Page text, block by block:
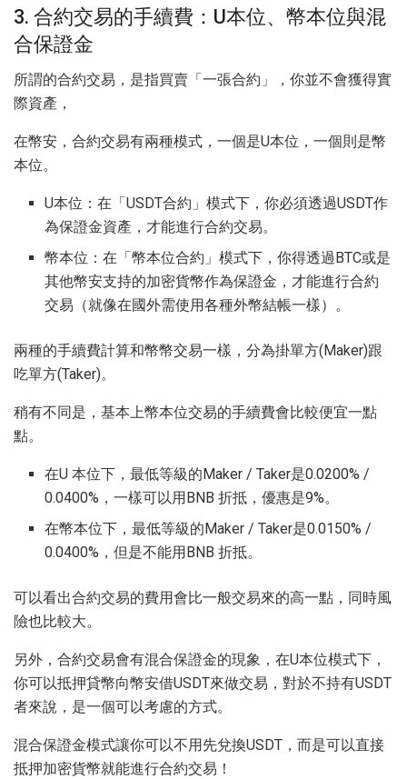
3. 合約交易的手續費：U本位、幣本位​​與混
合保證金
所謂的合約交易，是指買賣「一張合約」，你並不會獲得實
際資產，
在幣安，合約交易有兩種模式，一個是U本位，一個則是幣
本位。
U本位：在「USDT合約」模式下，你必須透過USDT作
為保證金資產，才能進行合約交易。
幣本位：在「幣本位合約」模式下，你得透過BTC或是
其他幣安支持的加密貨幣作為保證金，才能進行合約
交易（就像在國外需使用各種外幣結帳一樣）。
兩種的手續費計算和幣幣交易一樣，分為掛單方(Maker)跟
吃單方(Taker)。
稍有不同是，基本上幣本位交易的手續費會比較便宜一點
點。
在U 本位下，最低等級的Maker / Taker是0.0200% /
0.0400%，一樣可以用BNB 折抵，優惠是9%。
在幣本位下，最低等級的Maker / Taker是0.0150% /
0.0400%，但是不能用BNB 折抵。
可以看出合約交易的費用會比一般交易來的高一點，同時風
險也比較大。
另外，合約交易會有混合保證金的現象，在U本位模式下，
你可以抵押貸幣向幣安借USDT來做交易，對於不持有USDT
者來說，是一個可以考慮的方式。
混合保證金模式讓你可以不用先兌換USDT，而是可以直接
抵押加密貨幣就能進行合約交易！